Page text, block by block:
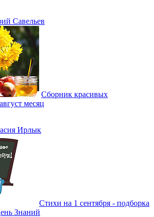
Савельев
Сборник красивых
месяц
Ирлык
Стихи на 1 сентября - подборка
Знаний